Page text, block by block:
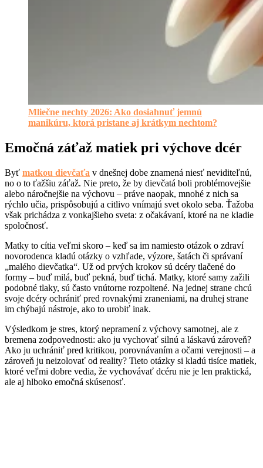
Mliečne nechty 2026: Ako dosiahnuť jemnú
manikúru, ktorá pristane aj krátkym nechtom?
Emočná záťaž matiek pri výchove dcér
Byť matkou dievčaťa v dnešnej dobe znamená niesť neviditeľnú,
no o to ťažšiu záťaž. Nie preto, že by dievčatá boli problémovejšie
alebo náročnejšie na výchovu – práve naopak, mnohé z nich sa
rýchlo učia, prispôsobujú a citlivo vnímajú svet okolo seba. Ťažoba
však prichádza z vonkajšieho sveta: z očakávaní, ktoré na ne kladie
spoločnosť.
Matky to cítia veľmi skoro – keď sa im namiesto otázok o zdraví
novorodenca kladú otázky o vzhľade, výzore, šatách či správaní
„malého dievčatka“. Už od prvých krokov sú dcéry tlačené do
formy – buď milá, buď pekná, buď tichá. Matky, ktoré samy zažili
podobné tlaky, sú často vnútorne rozpoltené. Na jednej strane chcú
svoje dcéry ochrániť pred rovnakými zraneniami, na druhej strane
im chýbajú nástroje, ako to urobiť inak.
Výsledkom je stres, ktorý nepramení z výchovy samotnej, ale z
bremena zodpovednosti: ako ju vychovať silnú a láskavú zároveň?
Ako ju uchrániť pred kritikou, porovnávaním a očami verejnosti – a
zároveň ju neizolovať od reality? Tieto otázky si kladú tisíce matiek,
ktoré veľmi dobre vedia, že vychovávať dcéru nie je len praktická,
ale aj hlboko emočná skúsenosť.